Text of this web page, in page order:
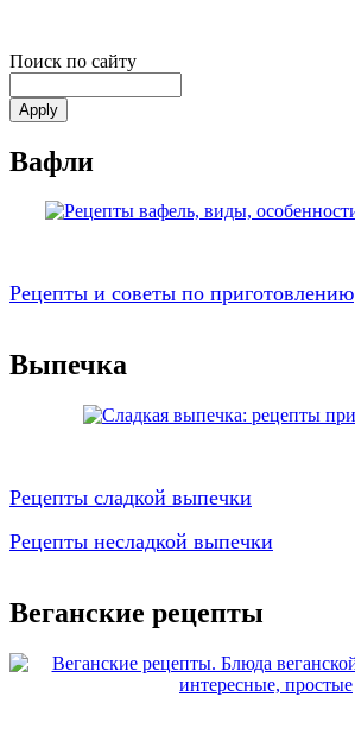
Поиск по сайту
Вафли
Рецепты и советы по приготовлению
Выпечка
Рецепты сладкой выпечки
Рецепты несладкой выпечки
Веганские рецепты